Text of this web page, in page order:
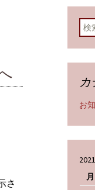
さ
検
カ
お
月